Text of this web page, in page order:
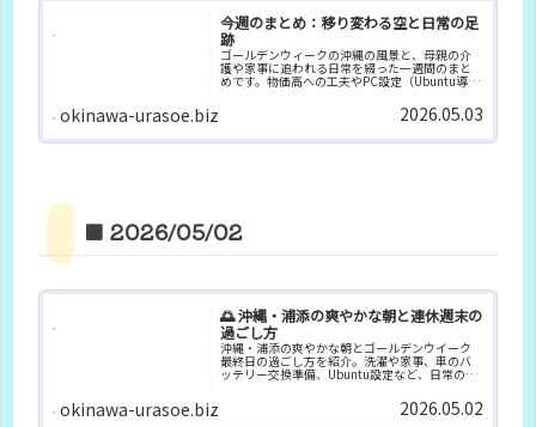
今週のまとめ：移り変わる空と日常の足
跡
ゴールデンウィークの沖縄の風景と、母親の介
護や家事に追われる日常を綴った一週間のまと
めです。物価高への工夫やPC設定（Ubuntu導
出来事をブログカードと共に振り返ります。ぜひ
okinawa-urasoe.biz 2026.05.03
■ 2026/05/02
🌅 沖縄・浦添の爽やかな朝と連休週末の
過ごし方
沖縄・浦添の爽やかな朝とゴールデンウイーク
最終日の過ごし方を紹介。洗濯や家事、車のバ
ッテリー交換準備、Ubuntu設定など、日常の気
okinawa-urasoe.biz 2026.05.02